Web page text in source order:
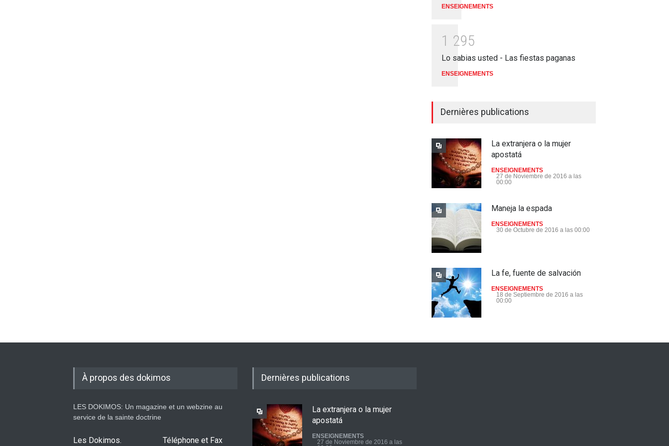
ENSEIGNEMENTS
1 295
Lo sabias usted - Las fiestas paganas
ENSEIGNEMENTS
Dernières publications
La extranjera o la mujer
apostatá
ENSEIGNEMENTS
27 de Noviembre de 2016 a las
00:00
Maneja la espada
ENSEIGNEMENTS
30 de Octubre de 2016 a las 00:00
La fe, fuente de salvación
ENSEIGNEMENTS
18 de Septiembre de 2016 a las
00:00
À propos des dokimos
LES DOKIMOS: Un magazine et un webzine au
service de la sainte doctrine
Les Dokimos. Téléphone et Fax
Dernières publications
La extranjera o la mujer
apostatá
ENSEIGNEMENTS
27 de Noviembre de 2016 a las